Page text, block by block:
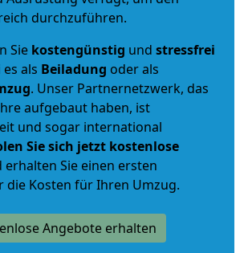
durchzuführen.
Sie kostengünstig und stressfrei
es als Beiladung oder als
. Unser Partnernetzwerk, das
aufgebaut haben, ist
und sogar international
Sie sich jetzt kostenlose
erhalten Sie einen ersten
die Kosten für Ihren Umzug.
Angebote erhalten